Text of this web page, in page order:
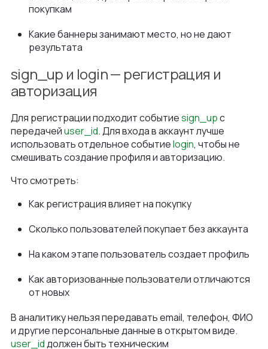
покупкам
Какие баннеры занимают место, но не дают
результата
sign_up и login — регистрация и
авторизация
Для регистрации подходит событиеsign_upс
передачейuser_id. Для входа в аккаунт лучше
использовать отдельное событиеlogin, чтобы не
смешивать создание профиля и авторизацию.
Что смотреть:
Как регистрация влияет на покупку
Сколько пользователей покупает без аккаунта
На каком этапе пользователь создает профиль
Как авторизованные пользователи отличаются
от новых
В аналитику нельзя передавать email, телефон, ФИО
и другие персональные данные в открытом виде.
user_idдолжен быть техническим